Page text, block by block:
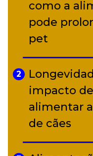
Adriana
alter ego
Curitiba
como a
pode
pet
2
impacto
alimentar
de cães